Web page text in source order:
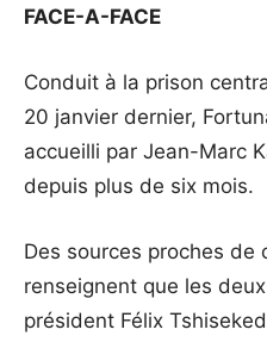
FACE-A-FACE
Conduit à la prison
20 janvier dernier,
accueilli par Jean-Marc
depuis plus de six mois.
Des sources proches de
renseignent que les
président Félix